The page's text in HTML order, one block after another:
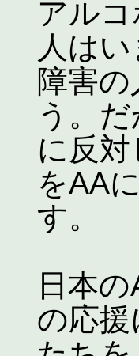
アル
人は
障害
う。
に反
をAA
す。
日本
の応